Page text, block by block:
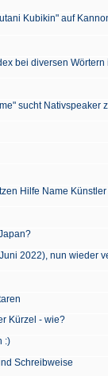
Kubikin" auf
bei diversen
sucht Nativspeaker
Hilfe Name
2022), nun wieder
Kürzel - wie?
:)
Schreibweise